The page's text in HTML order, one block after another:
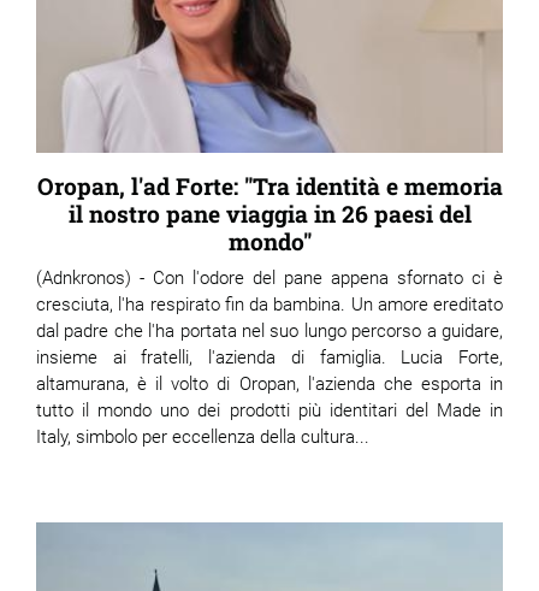
Oropan, l'ad Forte: "Tra identità e memoria
il nostro pane viaggia in 26 paesi del
mondo"
(Adnkronos) - Con l'odore del pane appena sfornato ci è
cresciuta, l'ha respirato fin da bambina. Un amore ereditato
dal padre che l'ha portata nel suo lungo percorso a guidare,
insieme ai fratelli, l'azienda di famiglia. Lucia Forte,
altamurana, è il volto di Oropan, l'azienda che esporta in
tutto il mondo uno dei prodotti più identitari del Made in
Italy, simbolo per eccellenza della cultura...